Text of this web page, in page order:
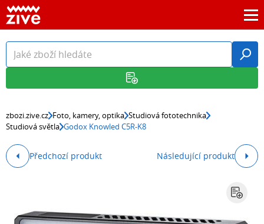
zbozi.zive.cz Foto, kamery, optika Studiová fototechnika
Studiová světla Godox Knowled C5R-K8
Předchozí produkt Následující produkt